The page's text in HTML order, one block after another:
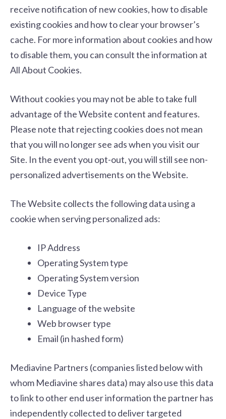
receive notification of new cookies, how to disable
existing cookies and how to clear your browser’s
cache. For more information about cookies and how
to disable them, you can consult the information at
All About Cookies.
Without cookies you may not be able to take full
advantage of the Website content and features.
Please note that rejecting cookies does not mean
that you will no longer see ads when you visit our
Site. In the event you opt-out, you will still see non-
personalized advertisements on the Website.
The Website collects the following data using a
cookie when serving personalized ads:
IP Address
Operating System type
Operating System version
Device Type
Language of the website
Web browser type
Email (in hashed form)
Mediavine Partners (companies listed below with
whom Mediavine shares data) may also use this data
to link to other end user information the partner has
independently collected to deliver targeted